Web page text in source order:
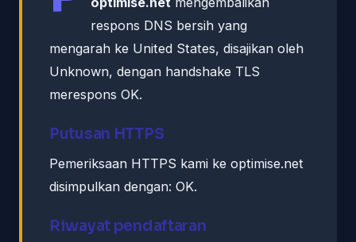
respons DNS bersih yang
mengarah ke United States, disajikan oleh
Unknown, dengan handshake TLS
merespons OK.
Putusan HTTPS
Pemeriksaan HTTPS kami ke optimise.net
disimpulkan dengan: OK.
Riwayat pendaftaran